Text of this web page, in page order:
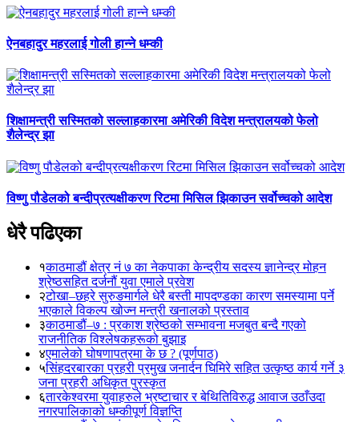
ऐनबहादुर महरलाई गोली हान्ने धम्की
शिक्षामन्त्री सस्मितको सल्लाहकारमा अमेरिकी विदेश मन्त्रालयको फेलो
शैलेन्द्र झा
विष्णु पौडेलको बन्दीप्रत्यक्षीकरण रिटमा मिसिल झिकाउन सर्वोच्चको आदेश
धेरै पढिएका
१काठमाडौं क्षेत्र नं ७ का नेकपाका केन्द्रीय सदस्य ज्ञानेन्द्र मोहन
श्रेष्ठसहित दर्जनौं युवा एमाले प्रवेश
२टोखा–छहरे सुरुङमार्गले धेरै बस्ती मापदण्डका कारण समस्यामा पर्ने
भएकाले विकल्प खोज्न मन्त्री खनालको प्रस्ताव
३काठमाडौं–७ : प्रकाश श्रेष्ठको सम्भावना मजबुत बन्दै गएको
राजनीतिक विश्लेषकहरूको बुझाइ
४एमालेको घोषणापत्रमा के छ ? (पूर्णपाठ)
५सिंहदरबारका प्रहरी प्रमुख जनार्दन घिमिरे सहित उत्कृष्ठ कार्य गर्ने ३
जना प्रहरी अधिकृत पुरस्कृत
६तारकेश्वरमा युवाहरुले भ्रष्टाचार र बेथितिविरुद्ध आवाज उठाँउदा
नगरपालिकाको धम्कीपूर्ण विज्ञप्ति